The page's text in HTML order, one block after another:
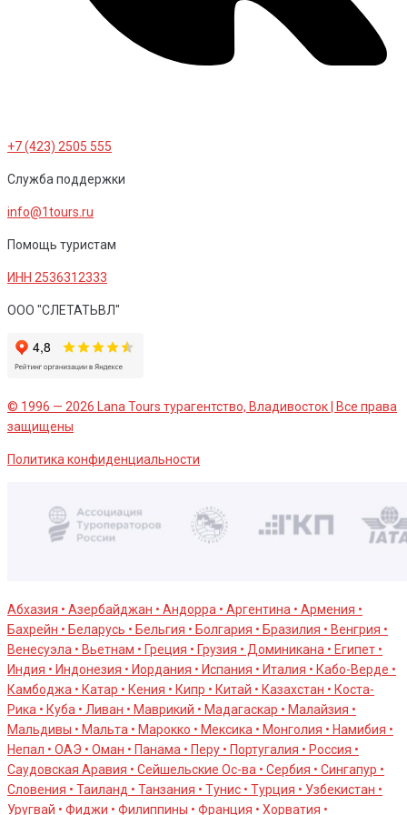
+7 (423) 2505 555
Служба поддержки
info@1tours.ru
Помощь туристам
ИНН 2536312333
ООО "СЛЕТАТЬВЛ"
© 1996 — 2026 Lana Tours турагентство, Владивосток | Все права
защищены
Политика конфиденциальности
Абхазия • Азербайджан • Андорра • Аргентина • Армения •
Бахрейн • Беларусь • Бельгия • Болгария • Бразилия • Венгрия •
Венесуэла • Вьетнам • Греция • Грузия • Доминикана • Египет •
Индия • Индонезия • Иордания • Испания • Италия • Кабо-Верде •
Камбоджа • Катар • Кения • Кипр • Китай • Казахстан • Коста-
Рика • Куба • Ливан • Маврикий • Мадагаскар • Малайзия •
Мальдивы • Мальта • Марокко • Мексика • Монголия • Намибия •
Непал • ОАЭ • Оман • Панама • Перу • Португалия • Россия •
Саудовская Аравия • Сейшельские Оc-ва • Сербия • Сингапур •
Словения • Таиланд • Танзания • Тунис • Турция • Узбекистан •
Уругвай • Фиджи • Филиппины • Франция • Хорватия •